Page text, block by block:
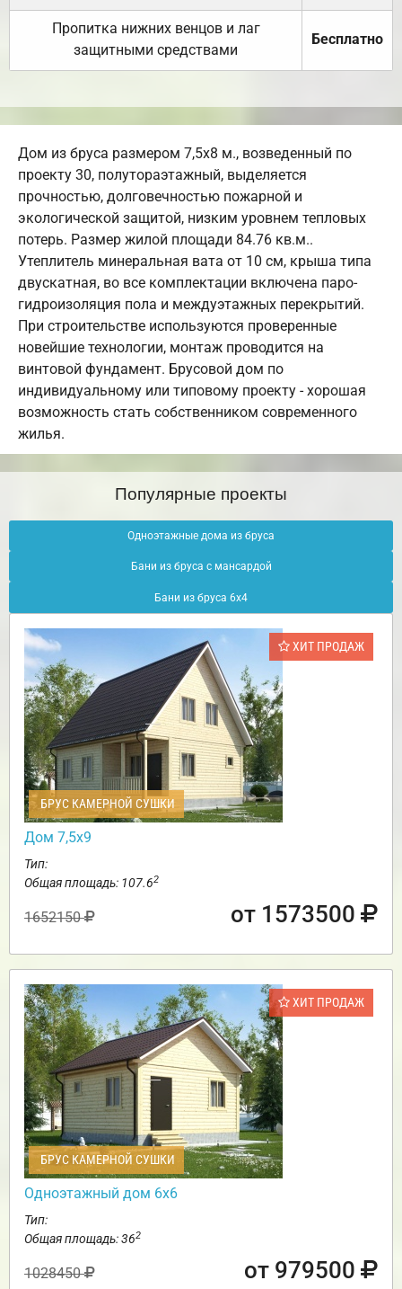
Пропитка нижних венцов и лаг
защитными средствами
Бесплатно
Дом из бруса размером 7,5х8 м., возведенный по
проекту 30, полутораэтажный, выделяется
прочностью, долговечностью пожарной и
экологической защитой, низким уровнем тепловых
потерь. Размер жилой площади 84.76 кв.м..
Утеплитель минеральная вата от 10 см, крыша типа
двускатная, во все комплектации включена паро-
гидроизоляция пола и междуэтажных перекрытий.
При строительстве используются проверенные
новейшие технологии, монтаж проводится на
винтовой фундамент. Брусовой дом по
индивидуальному или типовому проекту - хорошая
возможность стать собственником современного
жилья.
Популярные проекты
Одноэтажные дома из бруса
Бани из бруса с мансардой
Бани из бруса 6х4
ХИТ ПРОДАЖ
БРУС КАМЕРНОЙ СУШКИ
Дом 7,5х9
Тип:
Общая площадь: 107.62
1652150 от 1573500
ХИТ ПРОДАЖ
БРУС КАМЕРНОЙ СУШКИ
Одноэтажный дом 6х6
Тип:
Общая площадь: 362
1028450 от 979500